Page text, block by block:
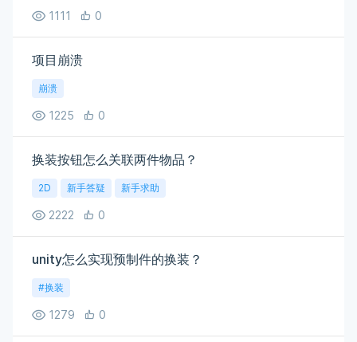
1111 0
项目崩溃
崩溃
1225 0
换装按钮怎么关联两件物品？
2D 新手答疑 新手求助
2222 0
unity怎么实现预制件的换装？
#换装
1279 0